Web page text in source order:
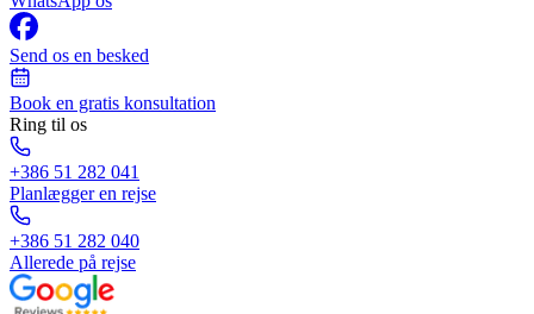
Send os en besked
Book en gratis konsultation
Ring til os
+386 51 282 041
Planlægger en rejse
+386 51 282 040
Allerede på rejse